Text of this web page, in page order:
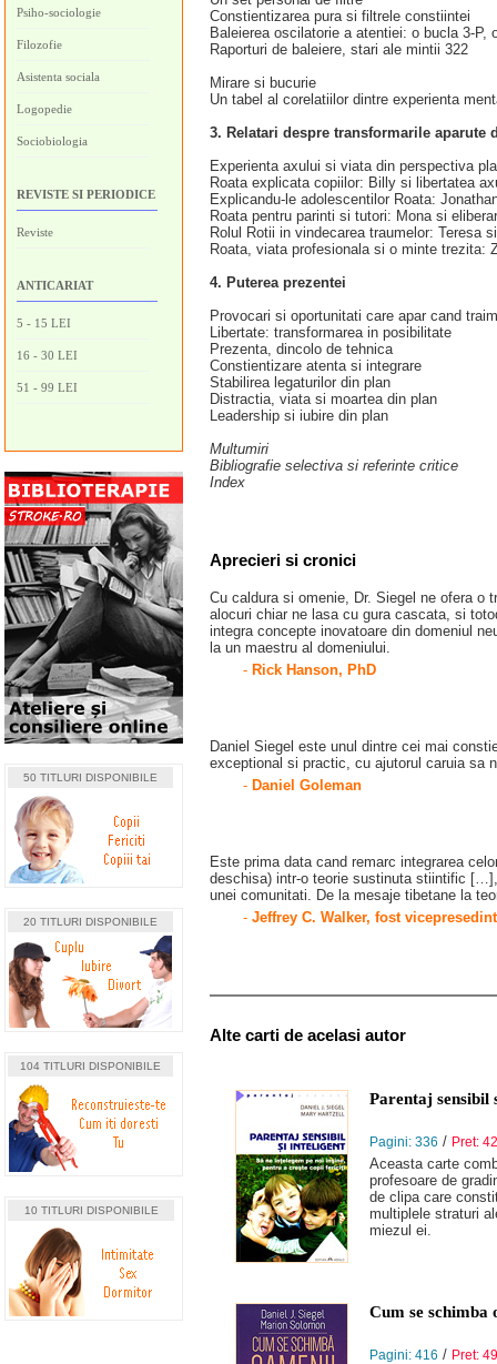
Psiho-sociologie
Filozofie
Asistenta sociala
Logopedie
Sociobiologia
REVISTE SI PERIODICE
Reviste
ANTICARIAT
5 - 15 LEI
16 - 30 LEI
51 - 99 LEI
50 TITLURI DISPONIBILE
20 TITLURI DISPONIBILE
104 TITLURI DISPONIBILE
10 TITLURI DISPONIBILE
Constientizarea pura si filtrele constiintei
Baleierea oscilatorie a atentiei: o bucla 3-P,
Raporturi de baleiere, stari ale mintii 322
Mirare si bucurie
Un tabel al corelatiilor dintre experienta
3. Relatari despre transformarile aparute
Experienta axului si viata din perspectiva
Roata explicata copiilor: Billy si libertatea
Explicandu-le adolescentilor Roata:
Roata pentru parinti si tutori: Mona si
Rolul Rotii in vindecarea traumelor: Teresa
Roata, viata profesionala si o minte trezita:
4. Puterea prezentei
Provocari si oportunitati care apar cand
Libertate: transformarea in posibilitate
Prezenta, dincolo de tehnica
Constientizare atenta si integrare
Stabilirea legaturilor din plan
Distractia, viata si moartea din plan
Leadership si iubire din plan
Multumiri
Bibliografie selectiva si referinte critice
Index
Aprecieri si cronici
Cu caldura si omenie, Dr. Siegel ne ofera o
alocuri chiar ne lasa cu gura cascata, si
integra concepte inovatoare din domeniul
la un maestru al domeniului.
- Rick Hanson, PhD
Daniel Siegel este unul dintre cei mai
exceptional si practic, cu ajutorul caruia sa
- Daniel Goleman
Este prima data cand remarc integrarea
deschisa) intr-o teorie sustinuta stiintific
unei comunitati. De la mesaje tibetane la
- Jeffrey C. Walker, fost
Alte carti de acelasi autor
Parentaj sensibil
Pagini: 336 / Pret:
Aceasta carte
profesoare de
de clipa care
multiplele straturi
miezul ei.
Cum se schimba
Pagini: 416 / Pret: